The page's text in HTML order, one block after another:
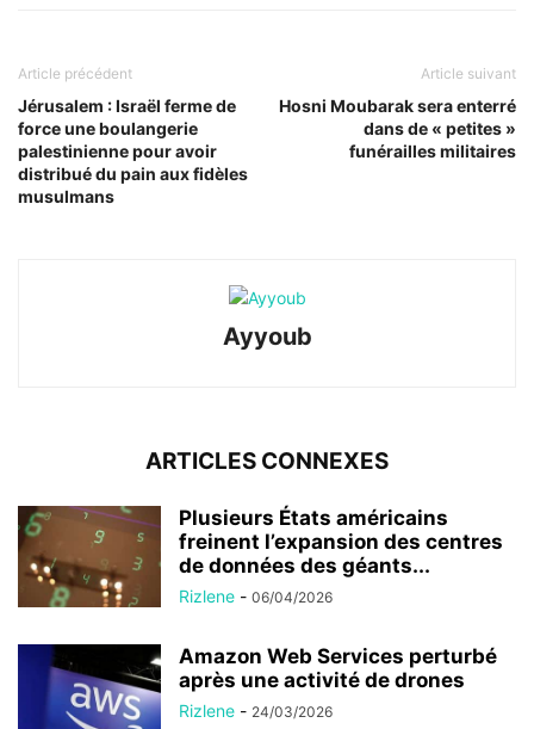
Article précédent
Jérusalem : Israël ferme de
force une boulangerie
palestinienne pour avoir
distribué du pain aux fidèles
musulmans
Article suivant
Hosni Moubarak sera enterré
dans de « petites »
funérailles militaires
Ayyoub
ARTICLES CONNEXES
Plusieurs États américains
freinent l’expansion des centres
de données des géants...
Rizlene - 06/04/2026
Amazon Web Services perturbé
après une activité de drones
Rizlene - 24/03/2026